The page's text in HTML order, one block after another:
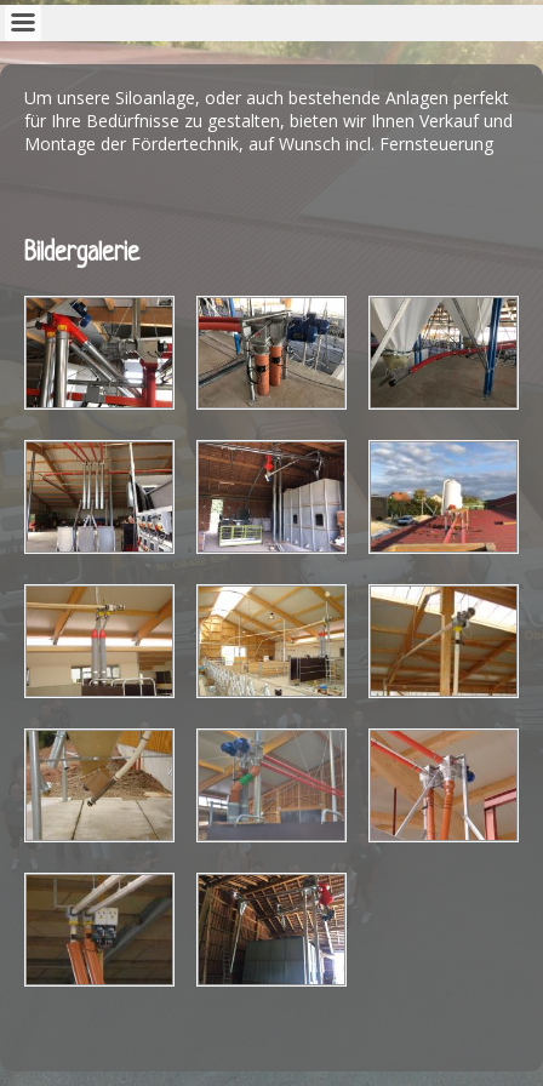
Um unsere Siloanlage, oder auch bestehende Anlagen perfekt
für Ihre Bedürfnisse zu gestalten, bieten wir Ihnen Verkauf und
Montage der Fördertechnik, auf Wunsch incl. Fernsteuerung
Bildergalerie